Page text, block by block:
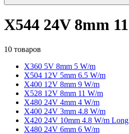
X544 24V 8mm
10 товаров
X360 5V 8mm 5 W/m
X504 12V 5mm 6.5 W/m
X400 12V 8mm 9 W/m
X528 12V 8mm 11 W/m
X480 24V 4mm 4 W/m
X400 24V 3mm 4.8 W/m
X420 24V 10mm 4.8 W/m
X480 24V 6mm 6 W/m